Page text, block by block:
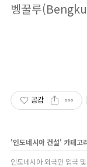
벵꿀루
공감
'인도네시아 건설' 카테고
인도네시아 외국인 입국